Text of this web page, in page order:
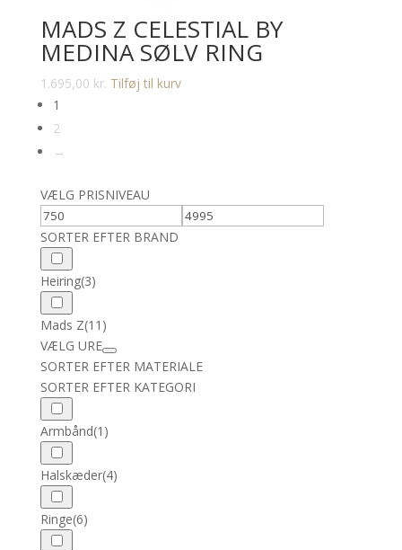
MADS Z CELESTIAL BY
MEDINA SØLV RING
1.695,00 kr. Tilføj til kurv
1
2
→
VÆLG PRISNIVEAU
SORTER EFTER BRAND
Heiring(3)
Mads Z(11)
VÆLG URE
SORTER EFTER MATERIALE
SORTER EFTER KATEGORI
Armbånd(1)
Halskæder(4)
Ringe(6)